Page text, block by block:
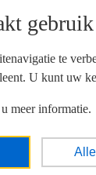
te
U kunt uw
meer informatie.